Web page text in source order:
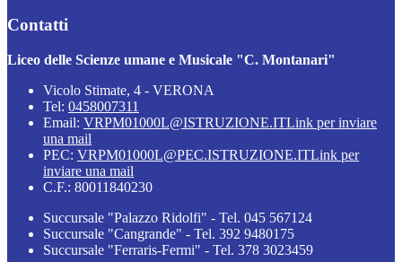
Contatti
Liceo delle Scienze umane e Musicale "C. Montanari"
Vicolo Stimate, 4 - VERONA
Tel: 0458007311
Email: VRPM01000L@ISTRUZIONE.ITLink per inviare
una mail
PEC: VRPM01000L@PEC.ISTRUZIONE.ITLink per
inviare una mail
C.F.: 80011840230
Succursale "Palazzo Ridolfi" - Tel. 045 567124
Succursale "Cangrande" - Tel. 392 9480175
Succursale "Ferraris-Fermi" - Tel. 378 3023459